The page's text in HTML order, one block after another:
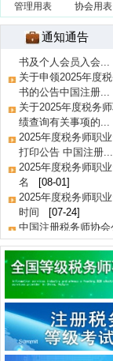
管理用表 协会用表
通知通告
2026年度税务师职
告中国注册税务师...
关于办理2025年度
书及个人会员入会...
关于申领2025年度
书的公告中国注册...
关于2025年度税务
绩查询有关事项的...
2025年度税务师职
打印公告 中国注册...
2025年度税务师职
名
[08-01]
2025年度税务师职
时间 [07-24]
中国注册税务师协
号[05-08]
关于办理2024年度
书及个人会员入会...
关于申领2024年度
书的公告 中国注册...
2026年度税务师职业
告中国注册税务师...
关于办理2025年度税